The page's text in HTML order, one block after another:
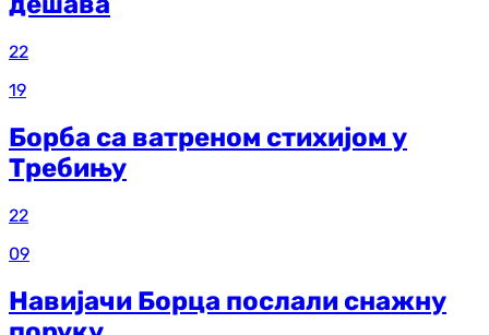
22
19
Борба са ватреном стихијом у
Требињу
22
09
Навијачи Борца послали снажну